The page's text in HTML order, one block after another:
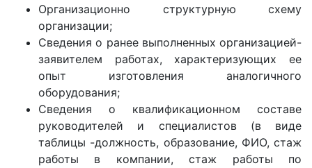
Организационно структурную схему
организации;
Сведения о ранее выполненных организацией-
заявителем работах, характеризующих ее
опыт изготовления аналогичного
оборудования;
Сведения о квалификационном составе
руководителей и специалистов (в виде
таблицы -должность, образование, ФИО, стаж
работы в компании, стаж работы по